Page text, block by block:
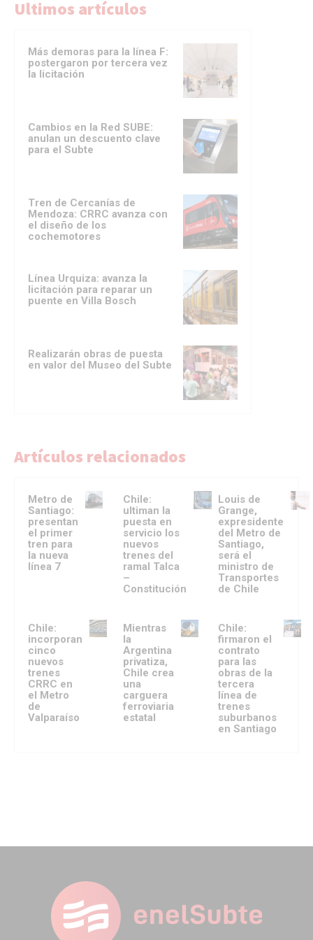
Ultimos artículos
Más demoras para la línea F:
postergaron por tercera vez
la licitación
Cambios en la Red SUBE:
anulan un descuento clave
para el Subte
Tren de Cercanías de
Mendoza: CRRC avanza con
el diseño de los
cochemotores
Línea Urquiza: avanza la
licitación para reparar un
puente en Villa Bosch
Realizarán obras de puesta
en valor del Museo del Subte
Artículos relacionados
Metro de
Santiago:
presentan
el primer
tren para
la nueva
línea 7
Chile:
ultiman la
puesta en
servicio los
nuevos
trenes del
ramal Talca
–
Constitución
Louis de
Grange,
expresidente
del Metro de
Santiago,
será el
ministro de
Transportes
de Chile
Chile:
incorporan
cinco
nuevos
trenes
CRRC en
el Metro
de
Valparaíso
Mientras
la
Argentina
privatiza,
Chile crea
una
carguera
ferroviaria
estatal
Chile:
firmaron el
contrato
para las
obras de la
tercera
línea de
trenes
suburbanos
en Santiago